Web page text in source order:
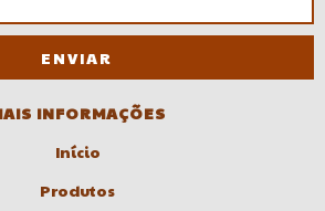
INFORMAÇÕES
Início
Produtos